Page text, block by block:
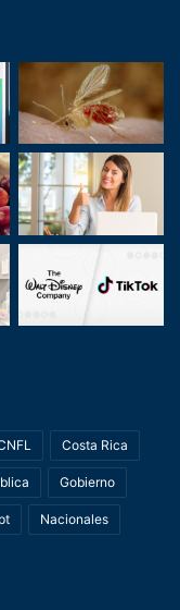
Costa Rica
Gobierno
Nacionales